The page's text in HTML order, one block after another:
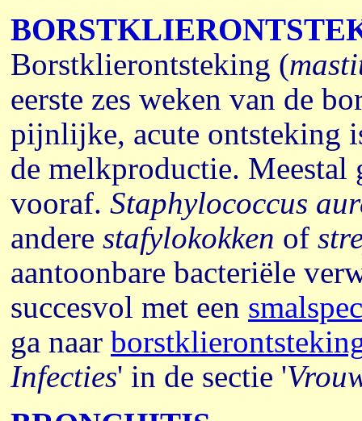
Borstklierontsteking (
eerste zes weken van de
pijnlijke, acute ontsteking
de melkproductie. Meestal
vooraf. Staphylococcus
andere stafylokokken of
aantoonbare bacteriële
succesvol met een
ga naar
Infecties' in de sectie '